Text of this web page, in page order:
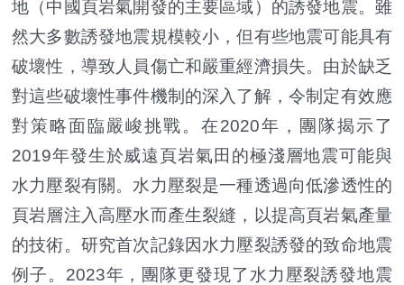
地（中國頁岩氣開發的主要區域）的誘發地震。雖
然大多數誘發地震規模較小，但有些地震可能具有
破壞性，導致人員傷亡和嚴重經濟損失。由於缺乏
對這些破壞性事件機制的深入了解，令制定有效應
對策略面臨嚴峻挑戰。在2020年，團隊揭示了
2019年發生於威遠頁岩氣田的極淺層地震可能與
水力壓裂有關。水力壓裂是一種透過向低滲透性的
頁岩層注入高壓水而產生裂縫，以提高頁岩氣產量
的技術。研究首次記錄因水力壓裂誘發的致命地震
例子。2023年，團隊更發現了水力壓裂誘發地震